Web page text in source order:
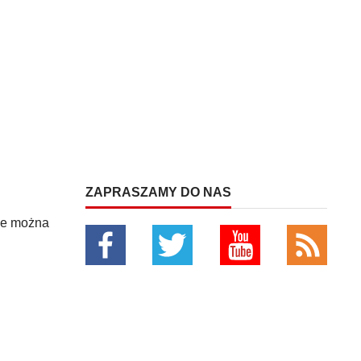
można
ZAPRASZAMY DO NAS